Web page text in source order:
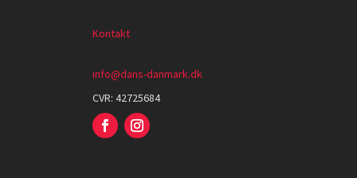
Kontakt
info@dans-danmark.dk
CVR:42725684